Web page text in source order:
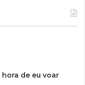
hora de eu voar